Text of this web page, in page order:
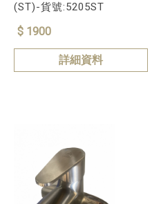
(ST)-貨號:5205ST
$ 1900
詳細資料